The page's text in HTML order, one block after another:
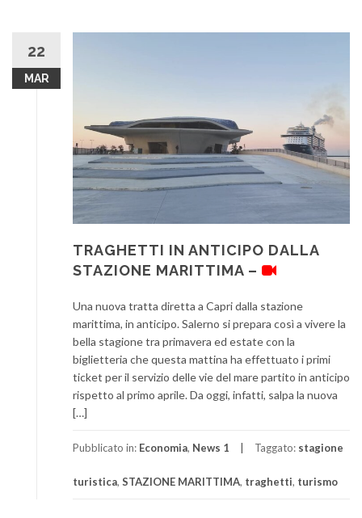
22
MAR
TRAGHETTI IN ANTICIPO DALLA
STAZIONE MARITTIMA –
Una nuova tratta diretta a Capri dalla stazione
marittima, in anticipo. Salerno si prepara così a vivere la
bella stagione tra primavera ed estate con la
biglietteria che questa mattina ha effettuato i primi
ticket per il servizio delle vie del mare partito in anticipo
rispetto al primo aprile. Da oggi, infatti, salpa la nuova
[…]
Pubblicato in: Economia, News 1 Taggato: stagione
turistica, STAZIONE MARITTIMA, traghetti, turismo